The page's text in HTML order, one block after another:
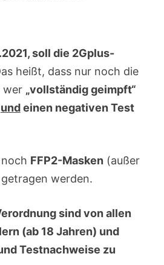
soll die 2Gplus-
heißt, dass nur noch die
wer „vollständig geimpft“
undeinen negativen Test
FFP2-Masken (außer
werden.
sind von allen
(ab 18 Jahren) und
Testnachweise zu